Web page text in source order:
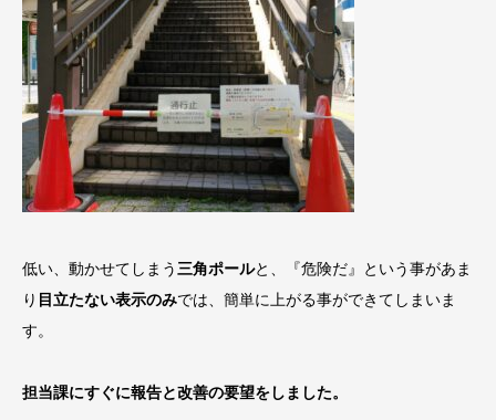
低い、動かせてしまう 三角ポールと、『危険だ』という事があま
り 目立たない表示のみでは、簡単に上がる事ができてしまいま
す。
担当課にすぐに報告と改善の要望をしました。